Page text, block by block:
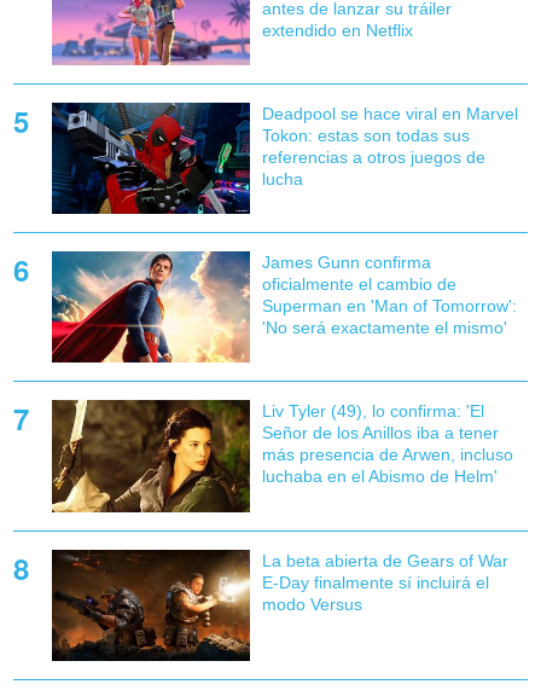
antes de lanzar su tráiler
extendido en Netflix
Deadpool se hace viral en Marvel
Tokon: estas son todas sus
referencias a otros juegos de
lucha
James Gunn confirma
oficialmente el cambio de
Superman en 'Man of Tomorrow':
'No será exactamente el mismo'
Liv Tyler (49), lo confirma: 'El
Señor de los Anillos iba a tener
más presencia de Arwen, incluso
luchaba en el Abismo de Helm'
La beta abierta de Gears of War
E-Day finalmente sí incluirá el
modo Versus